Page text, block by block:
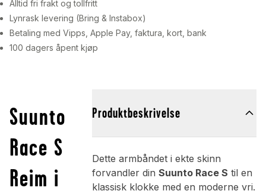
Alltid fri frakt og tollfritt
Lynrask levering (Bring & Instabox)
Betaling med Vipps, Apple Pay, faktura, kort, bank
100 dagers åpent kjøp
Suunto
Race S
Reim i
Produktbeskrivelse
Dette armbåndet i ekte skinn
forvandler din Suunto Race S til en
klassisk klokke med en moderne vri.